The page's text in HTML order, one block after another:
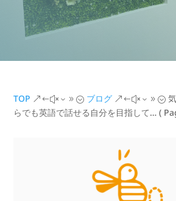
TOP &#x39; ブログ &#x39;
らでも英語で話せる自分を目指して… (